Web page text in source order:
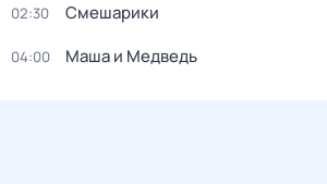
02:30 Смешарики
04:00 Маша и Медведь